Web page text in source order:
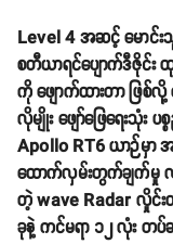
Level 4 အဆင့် မောင်း
စတီယာရင်ပျောက်ဒီဇိုင်း
ကို ဖျောက်ထားတာ ဖြစ်
လိုမျိုး ဖျော်ဖြေရေးသုံး
Apollo RT6 ယာဉ်မှာ အ
ထောက်လှမ်းတွက်ချက်မှု
တဲ့ wave Radar လှိုင်
ခုနဲ့ ကင်မရာ ၁၂ လုံး တပ်